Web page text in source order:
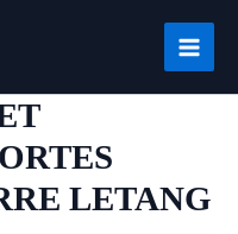
LETANG